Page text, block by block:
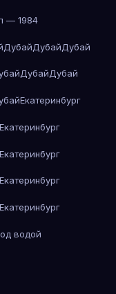
— 1984
ДубайДубайДубай
ДубайДубай
Екатеринбург
Екатеринбург
Екатеринбург
Екатеринбург
Екатеринбург
водой